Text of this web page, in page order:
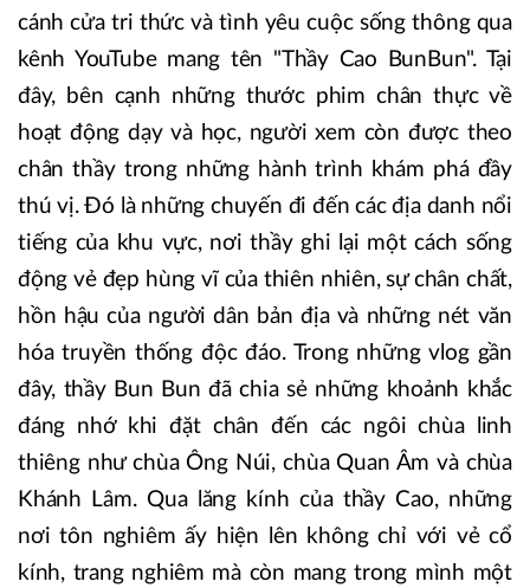
cánh cửa tri thức và tình yêu cuộc sống thông qua
kênh YouTube mang tên "Thầy Cao BunBun". Tại
đây, bên cạnh những thước phim chân thực về
hoạt động dạy và học, người xem còn được theo
chân thầy trong những hành trình khám phá đầy
thú vị. Đó là những chuyến đi đến các địa danh nổi
tiếng của khu vực, nơi thầy ghi lại một cách sống
động vẻ đẹp hùng vĩ của thiên nhiên, sự chân chất,
hồn hậu của người dân bản địa và những nét văn
hóa truyền thống độc đáo. Trong những vlog gần
đây, thầy Bun Bun đã chia sẻ những khoảnh khắc
đáng nhớ khi đặt chân đến các ngôi chùa linh
thiêng như chùa Ông Núi, chùa Quan Âm và chùa
Khánh Lâm. Qua lăng kính của thầy Cao, những
nơi tôn nghiêm ấy hiện lên không chỉ với vẻ cổ
kính, trang nghiêm mà còn mang trong mình một